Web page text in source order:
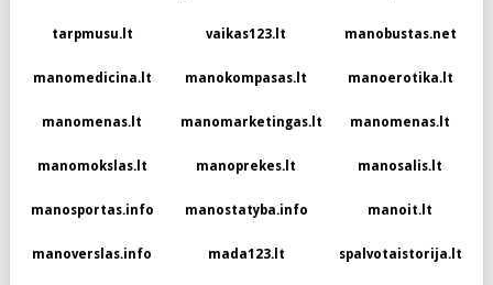
tarpmusu.lt vaikas123.lt manobustas.net
manomedicina.lt manokompasas.lt manoerotika.lt
manomenas.lt manomarketingas.lt manomenas.lt
manomokslas.lt manoprekes.lt manosalis.lt
manosportas.info manostatyba.info manoit.lt
manoverslas.info mada123.lt spalvotaistorija.lt